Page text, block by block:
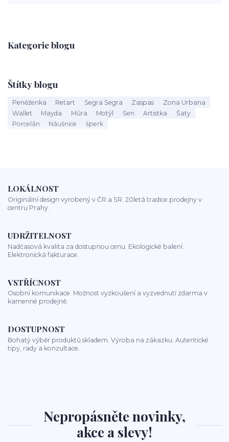
Kategorie blogu
Štítky blogu
Peněženka Retart Segra Segra Zaspas
Zona Urbana
Wallet
Mayda Můra Motýl Sen Artistka
Šaty
Porcelán
Náušnice šperk
LOKÁLNOST
Originální design vyrobený v ČR a SR. 20letá tradice prodejny v
centru Prahy.
UDRŽITELNOST
Nadčasová kvalita za dostupnou cenu. Ekologické balení.
Elektronická fakturace.
VSTŘÍCNOST
Osobní komunikace. Možnost vyzkoušení a vyzvednutí zdarma v
kamenné prodejně.
DOSTUPNOST
Bohatý výběr produktů skladem. Výroba na zákazku. Autentické
tipy, rady a konzultace.
Nepropásněte novinky,
akce a slevy!